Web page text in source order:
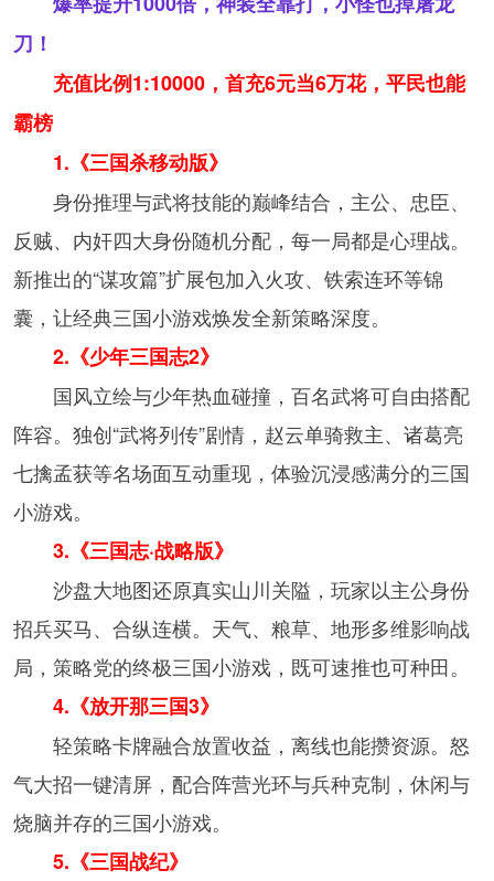
刀！
充值比例1:10000，首充6元当6万花，平民也能
霸榜
1.《三国杀移动版》
身份推理与武将技能的巅峰结合，主公、忠臣、
反贼、内奸四大身份随机分配，每一局都是心理战。
新推出的“谋攻篇”扩展包加入火攻、铁索连环等锦
囊，让经典三国小游戏焕发全新策略深度。
2.《少年三国志2》
国风立绘与少年热血碰撞，百名武将可自由搭配
阵容。独创“武将列传”剧情，赵云单骑救主、诸葛亮
七擒孟获等名场面互动重现，体验沉浸感满分的三国
小游戏。
3.《三国志·战略版》
沙盘大地图还原真实山川关隘，玩家以主公身份
招兵买马、合纵连横。天气、粮草、地形多维影响战
局，策略党的终极三国小游戏，既可速推也可种田。
4.《放开那三国3》
轻策略卡牌融合放置收益，离线也能攒资源。怒
气大招一键清屏，配合阵营光环与兵种克制，休闲与
烧脑并存的三国小游戏。
5.《三国战纪》